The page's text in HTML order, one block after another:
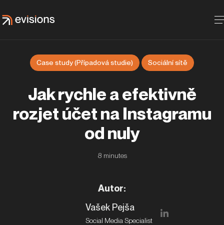
Jak rychle a efektivně
rozjet účet na Instagramu
od nuly
8 minutes
Autor:
Vašek Pejša
Social Media Specialist
Case study (Případová studie) Sociální sítě